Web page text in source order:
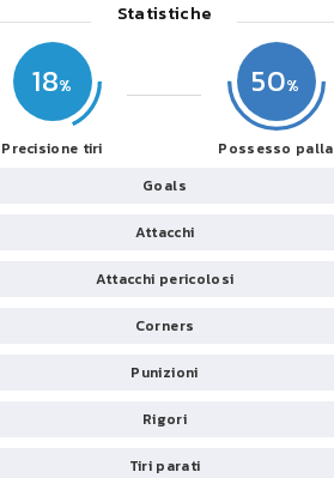
Statistiche
18
Precisione tiri
50
Possesso palla
Goals
Attacchi
Attacchi pericolosi
Corners
Punizioni
Rigori
Tiri parati